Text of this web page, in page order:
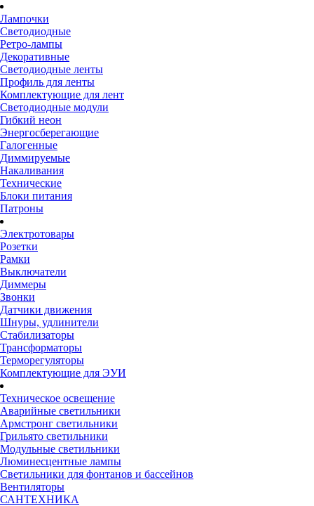
Лампочки
Светодиодные
Ретро-лампы
Декоративные
Светодиодные ленты
Профиль для ленты
Комплектующие для лент
Светодиодные модули
Гибкий неон
Энергосберегающие
Галогенные
Диммируемые
Накаливания
Технические
Блоки питания
Патроны
Электротовары
Розетки
Рамки
Выключатели
Диммеры
Звонки
Датчики движения
Шнуры, удлинители
Стабилизаторы
Трансформаторы
Терморегуляторы
Комплектующие для ЭУИ
Техническое освещение
Аварийные светильники
Армстронг светильники
Грильято светильники
Модульные светильники
Люминесцентные лампы
Светильники для фонтанов и бассейнов
Вентиляторы
САНТЕХНИКА